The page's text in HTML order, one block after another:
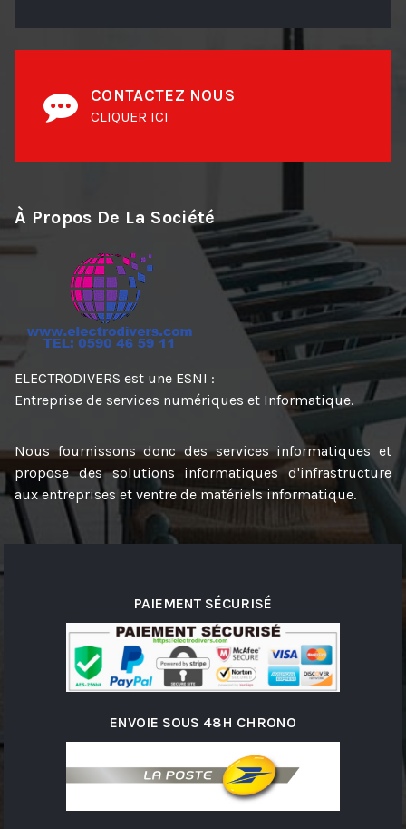
CONTACTEZ NOUS
CLIQUER ICI
À Propos De La Société
ELECTRODIVERS est une ESNI :
Entreprise de services numériques et Informatique.
Nous fournissons donc des services informatiques et
propose des solutions informatiques d'infrastructure
aux entreprises et ventre de matériels informatique.
PAIEMENT SÉCURISÉ
ENVOIE SOUS 48H CHRONO